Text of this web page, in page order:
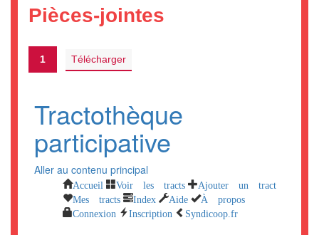
Pièces-jointes
1 Télécharger